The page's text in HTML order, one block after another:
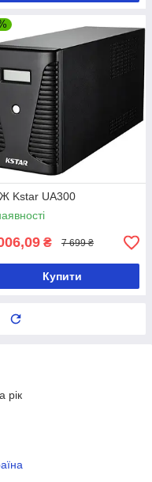
Kstar UA300
₴ 7 699 ₴
Купити
рік